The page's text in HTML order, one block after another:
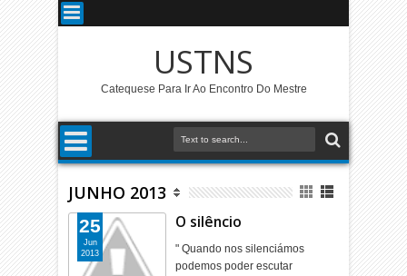
USTNS
Catequese Para Ir Ao Encontro Do Mestre
JUNHO 2013
O silêncio
" Quando nos silenciámos
podemos poder escutar
25
Jun
2013